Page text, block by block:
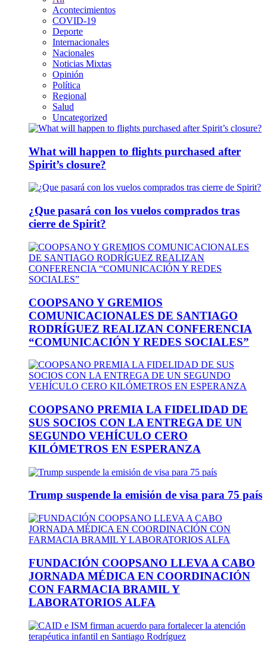
Acontecimientos
COVID-19
Deporte
Internacionales
Nacionales
Noticias Mixtas
Opinión
Política
Regional
Salud
Uncategorized
What will happen to flights purchased after
Spirit’s closure?
¿Que pasará con los vuelos comprados tras
cierre de Spirit?
COOPSANO Y GREMIOS
COMUNICACIONALES DE SANTIAGO
RODRÍGUEZ REALIZAN CONFERENCIA
“COMUNICACIÓN Y REDES SOCIALES”
COOPSANO PREMIA LA FIDELIDAD DE
SUS SOCIOS CON LA ENTREGA DE UN
SEGUNDO VEHÍCULO CERO
KILÓMETROS EN ESPERANZA
Trump suspende la emisión de visa para 75 país
FUNDACIÓN COOPSANO LLEVA A CABO
JORNADA MÉDICA EN COORDINACIÓN
CON FARMACIA BRAMIL Y
LABORATORIOS ALFA